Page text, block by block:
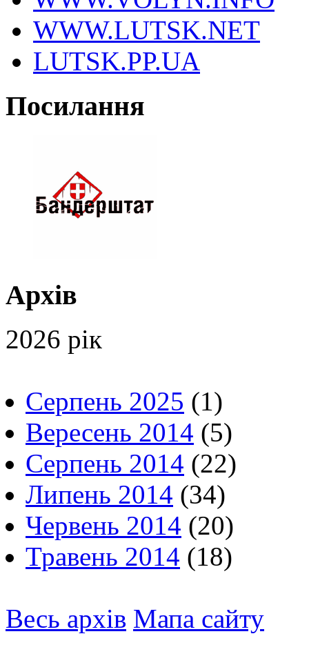
WWW.LUTSK.NET
LUTSK.PP.UA
Посилання
Архів
2026 рік
Серпень 2025 (1)
Вересень 2014 (5)
Серпень 2014 (22)
Липень 2014 (34)
Червень 2014 (20)
Травень 2014 (18)
Весь архів Мапа сайту